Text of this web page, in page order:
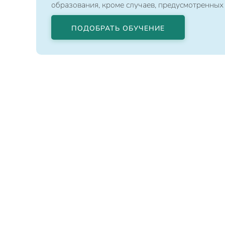
образования, кроме случаев,
ПОДОБРАТЬ ОБУЧЕНИЕ